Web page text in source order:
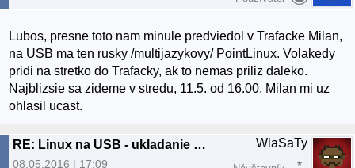
Lubos, presne toto nam minule predviedol v Trafacke Milan,
na USB ma ten rusky /multijazykovy/ PointLinux. Volakedy
pridi na stretko do Trafacky, ak to nemas priliz daleko.
Najblizsie sa zideme v stredu, 11.5. od 16.00, Milan mi uz
ohlasil ucast.
RE: Linux na USB - ukladanie nastavenia a SW do USB
08.05.2016 | 17:09
WlaSaTy